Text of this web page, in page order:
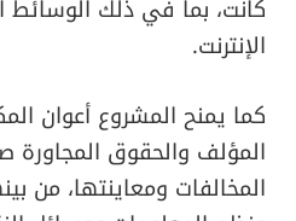
كانت، بما في ذلك الوسائط
الإنترنت.
كما يمنح المشروع أعوان
المؤلف والحقوق المجاورة
المخالفات ومعاينتها، من